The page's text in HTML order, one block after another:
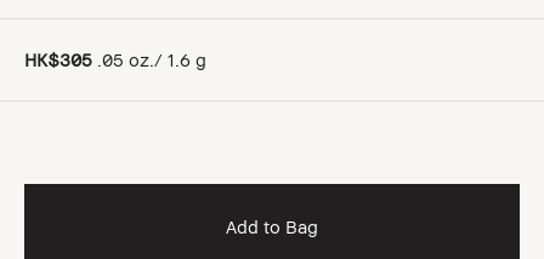
HK$305 .05 oz./ 1.6 g
Add to Bag